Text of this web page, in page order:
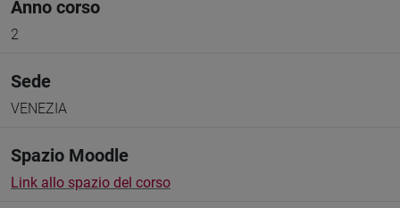
Anno corso
2
Sede
VENEZIA
Spazio Moodle
Link allo spazio del corso